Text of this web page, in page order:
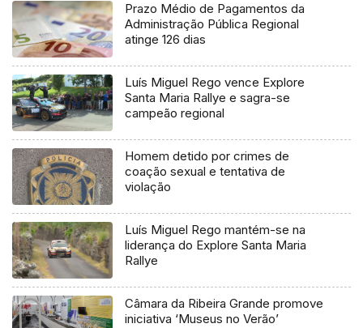
Prazo Médio de Pagamentos da
Administração Pública Regional
atinge 126 dias
Luís Miguel Rego vence Explore
Santa Maria Rallye e sagra-se
campeão regional
Homem detido por crimes de
coação sexual e tentativa de
violação
Luís Miguel Rego mantém-se na
liderança do Explore Santa Maria
Rallye
Câmara da Ribeira Grande promove
iniciativa ‘Museus no Verão’